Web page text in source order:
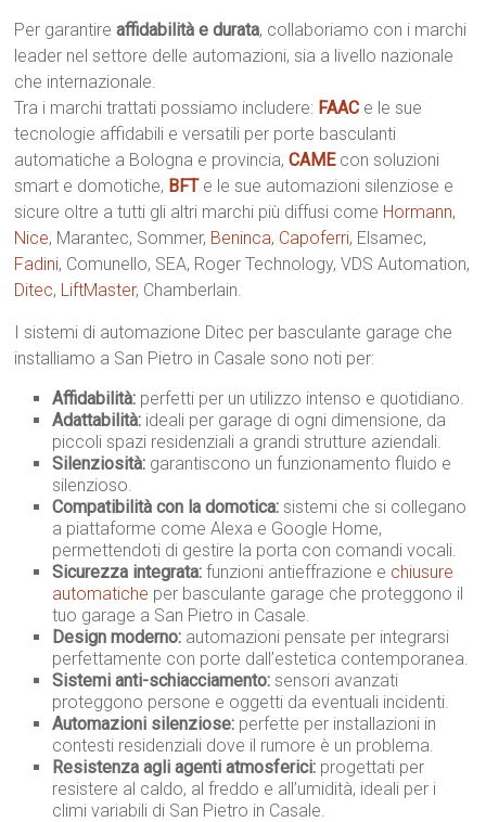
Per garantireaffidabilità e durata, collaboriamo con i marchi
leader nel settore delle automazioni, sia a livello nazionale
che internazionale.
Tra i marchi trattati possiamo includere: FAAC e le sue
tecnologie affidabili e versatili per porte basculanti
automatiche a Bologna e provincia,CAME con soluzioni
smart e domotiche, BFT e le sue automazioni silenziose e
sicure oltre a tutti gli altri marchi più diffusi come Hormann,
Nice, Marantec, Sommer, Beninca, Capoferri, Elsamec,
Fadini, Comunello, SEA, Roger Technology, VDS Automation,
Ditec, LiftMaster, Chamberlain.
I sistemi di automazione Ditec per basculante garage che
installiamo a San Pietro in Casale sono noti per:
Affidabilità: perfetti per un utilizzo intenso e quotidiano.
Adattabilità: ideali per garage di ogni dimensione, da
piccoli spazi residenziali a grandi strutture aziendali.
Silenziosità: garantiscono un funzionamento fluido e
silenzioso.
Compatibilità con la domotica: sistemi che si collegano
a piattaforme come Alexa e Google Home,
permettendoti di gestire la porta con comandi vocali.
Sicurezza integrata: funzioni antieffrazione e chiusure
automatiche per basculante garage che proteggono il
tuo garage a San Pietro in Casale.
Design moderno: automazioni pensate per integrarsi
perfettamente con porte dall’estetica contemporanea.
Sistemi anti-schiacciamento: sensori avanzati
proteggono persone e oggetti da eventuali incidenti.
Automazioni silenziose: perfette per installazioni in
contesti residenziali dove il rumore è un problema.
Resistenza agli agenti atmosferici: progettati per
resistere al caldo, al freddo e all’umidità, ideali per i
climi variabili di San Pietro in Casale.